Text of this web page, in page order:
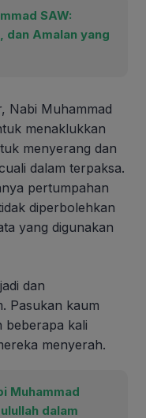
SAW:
dan Amalan yang
Nabi Muhammad
menaklukkan
menyerang dan
dalam terpaksa.
pertumpahan
diperbolehkan
yang digunakan
dan
Pasukan kaum
beberapa kali
menyerah.
Muhammad
dalam